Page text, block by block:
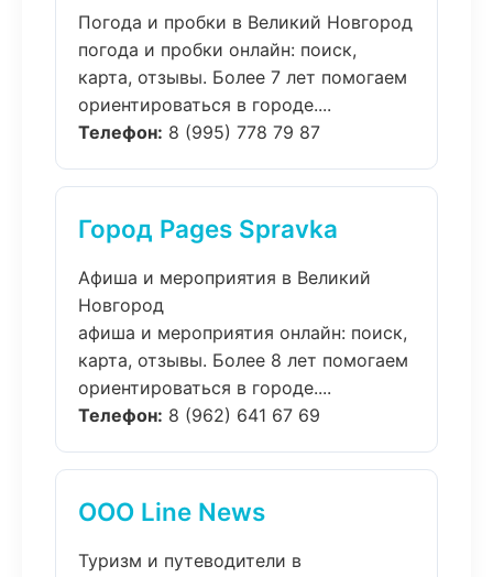
Погода и пробки в Великий Новгород
погода и пробки онлайн: поиск,
карта, отзывы. Более 7 лет помогаем
ориентироваться в городе....
Телефон: 8 (995) 778 79 87
Город Pages Spravka
Афиша и мероприятия в Великий
Новгород
афиша и мероприятия онлайн: поиск,
карта, отзывы. Более 8 лет помогаем
ориентироваться в городе....
Телефон: 8 (962) 641 67 69
ООО Line News
Туризм и путеводители в